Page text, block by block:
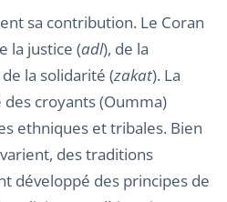
sa contribution. Le Coran
la justice (adl), de la
la solidarité (zakat). La
croyants (Oumma)
ethniques et tribales. Bien
des traditions
développé des principes de